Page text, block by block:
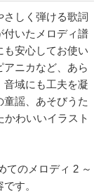
さしく弾ける歌詞
付いたメロディ譜
も安心してお使い
ニカなど、あら
音域にも工夫を凝
謡、あそびうた
わいいイラスト
のメロディ 2 ～
す。